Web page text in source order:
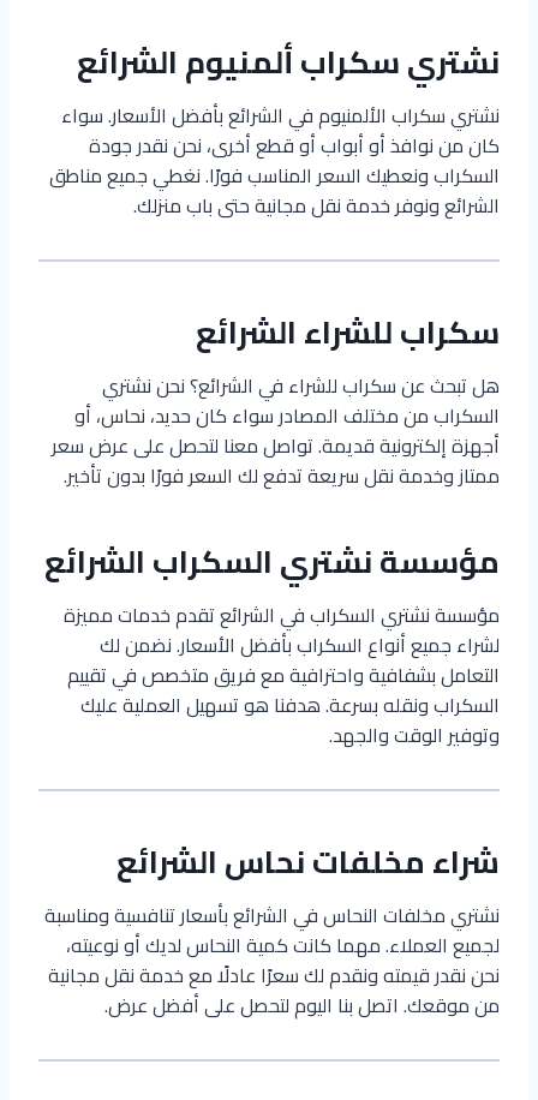
نشتري سكراب ألمنيوم الشرائع
نشتري سكراب الألمنيوم في الشرائع بأفضل الأسعار. سواء
كان من نوافذ أو أبواب أو قطع أخرى، نحن نقدر جودة
السكراب ونعطيك السعر المناسب فورًا. نغطي جميع مناطق
الشرائع ونوفر خدمة نقل مجانية حتى باب منزلك.
سكراب للشراء الشرائع
هل تبحث عن سكراب للشراء في الشرائع؟ نحن نشتري
السكراب من مختلف المصادر سواء كان حديد، نحاس، أو
أجهزة إلكترونية قديمة. تواصل معنا لتحصل على عرض سعر
ممتاز وخدمة نقل سريعة تدفع لك السعر فورًا بدون تأخير.
مؤسسة نشتري السكراب الشرائع
مؤسسة نشتري السكراب في الشرائع تقدم خدمات مميزة
لشراء جميع أنواع السكراب بأفضل الأسعار. نضمن لك
التعامل بشفافية واحترافية مع فريق متخصص في تقييم
السكراب ونقله بسرعة. هدفنا هو تسهيل العملية عليك
وتوفير الوقت والجهد.
شراء مخلفات نحاس الشرائع
نشتري مخلفات النحاس في الشرائع بأسعار تنافسية ومناسبة
لجميع العملاء. مهما كانت كمية النحاس لديك أو نوعيته،
نحن نقدر قيمته ونقدم لك سعرًا عادلًا مع خدمة نقل مجانية
من موقعك. اتصل بنا اليوم لتحصل على أفضل عرض.